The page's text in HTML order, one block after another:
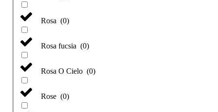
Rosa (0)
Rosa fucsia (0)
Rosa O Cielo (0)
Rose (0)